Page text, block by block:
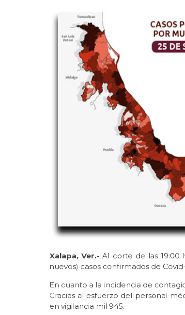
Xalapa, Ver.- Al corte de las 19:00
nuevos) casos confirmados de
En cuanto a la incidencia de
Gracias al esfuerzo del personal
en vigilancia mil 945.